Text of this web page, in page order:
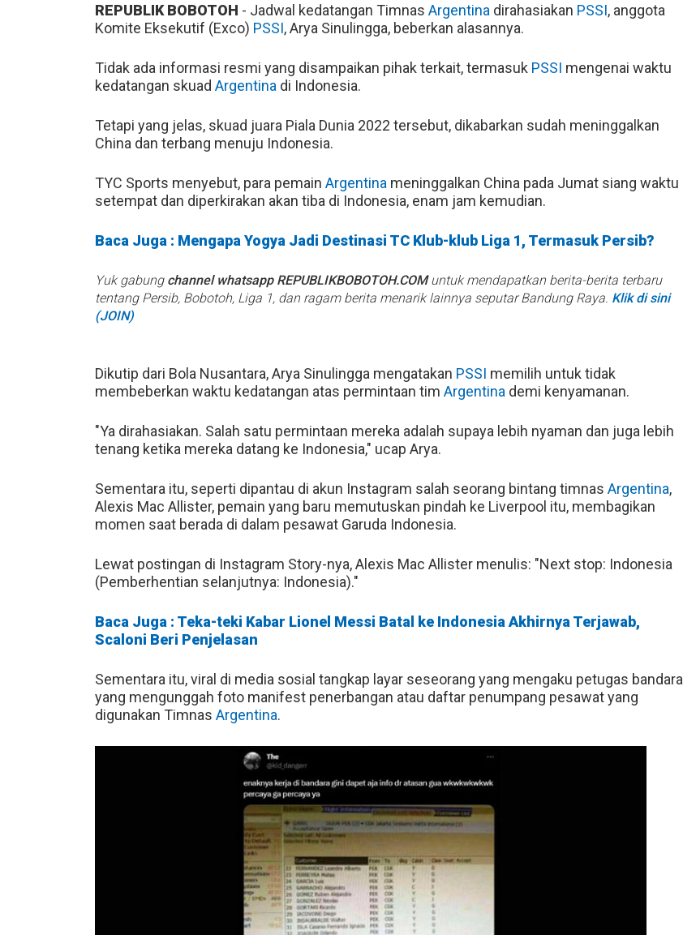
REPUBLIK BOBOTOH - Jadwal kedatangan Timnas Argentina dirahasiakan PSSI, anggota
Komite Eksekutif (Exco) PSSI, Arya Sinulingga, beberkan alasannya.
Tidak ada informasi resmi yang disampaikan pihak terkait, termasuk PSSI mengenai waktu
kedatangan skuad Argentina di Indonesia.
Tetapi yang jelas, skuad juara Piala Dunia 2022 tersebut, dikabarkan sudah meninggalkan
China dan terbang menuju Indonesia.
TYC Sports menyebut, para pemain Argentina meninggalkan China pada Jumat siang waktu
setempat dan diperkirakan akan tiba di Indonesia, enam jam kemudian.
Baca Juga : Mengapa Yogya Jadi Destinasi TC Klub-klub Liga 1, Termasuk Persib?
Yuk gabung channel whatsapp REPUBLIKBOBOTOH.COMuntuk mendapatkan berita-berita terbaru
tentang Persib, Bobotoh, Liga 1, dan ragam berita menarik lainnya seputar Bandung Raya. Klik di sini
(JOIN)
Dikutip dari Bola Nusantara, Arya Sinulingga mengatakan PSSI memilih untuk tidak
membeberkan waktu kedatangan atas permintaan tim Argentina demi kenyamanan.
"Ya dirahasiakan. Salah satu permintaan mereka adalah supaya lebih nyaman dan juga lebih
tenang ketika mereka datang ke Indonesia," ucap Arya.
Sementara itu, seperti dipantau di akun Instagram salah seorang bintang timnas Argentina,
Alexis Mac Allister, pemain yang baru memutuskan pindah ke Liverpool itu, membagikan
momen saat berada di dalam pesawat Garuda Indonesia.
Lewat postingan di Instagram Story-nya, Alexis Mac Allister menulis: "Next stop: Indonesia
(Pemberhentian selanjutnya: Indonesia)."
Baca Juga : Teka-teki Kabar Lionel Messi Batal ke Indonesia Akhirnya Terjawab,
Scaloni Beri Penjelasan
Sementara itu, viral di media sosial tangkap layar seseorang yang mengaku petugas bandara
yang mengunggah foto manifest penerbangan atau daftar penumpang pesawat yang
digunakan Timnas Argentina.